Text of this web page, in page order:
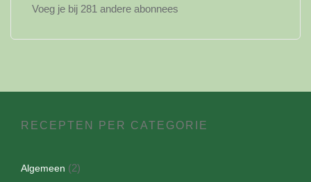
Voeg je bij 281 andere abonnees
RECEPTEN PER CATEGORIE
Algemeen (2)